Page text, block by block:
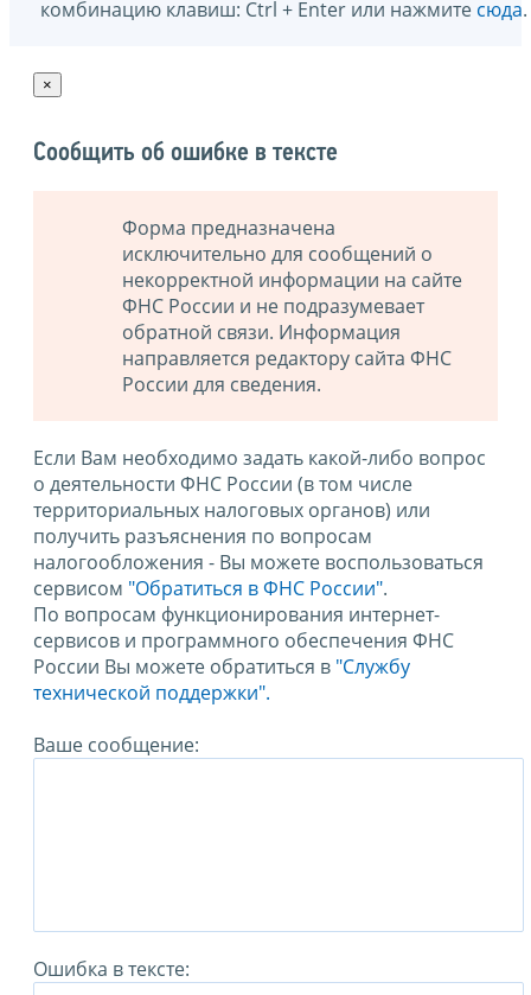
комбинацию клавиш: Ctrl + Enter или нажмите сюда.
×
Сообщить об ошибке в тексте
Форма предназначена
исключительно для сообщений о
некорректной информации на сайте
ФНС России и не подразумевает
обратной связи. Информация
направляется редактору сайта ФНС
России для сведения.
Если Вам необходимо задать какой-либо вопрос
о деятельности ФНС России (в том числе
территориальных налоговых органов) или
получить разъяснения по вопросам
налогообложения - Вы можете воспользоваться
сервисом "Обратиться в ФНС России".
По вопросам функционирования интернет-
сервисов и программного обеспечения ФНС
России Вы можете обратиться в "Службу
технической поддержки".
Ваше сообщение:
Ошибка в тексте: